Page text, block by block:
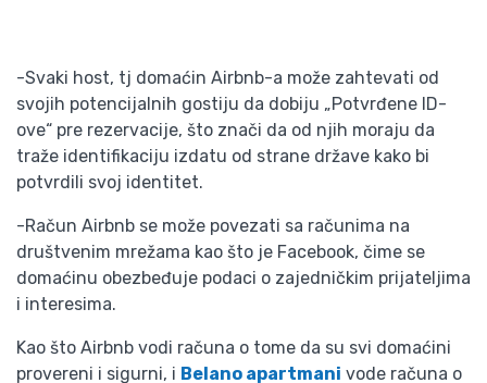
-Svaki host, tj domaćin Airbnb-a može zahtevati od
svojih potencijalnih gostiju da dobiju „Potvrđene ID-
ove“ pre rezervacije, što znači da od njih moraju da
traže identifikaciju izdatu od strane države kako bi
potvrdili svoj identitet.
-Račun Airbnb se može povezati sa računima na
društvenim mrežama kao što je Facebook, čime se
domaćinu obezbeđuje podaci o zajedničkim prijateljima
i interesima.
Kao što Airbnb vodi računa o tome da su svi domaćini
provereni i sigurni, i Belano apartmani vode računa o